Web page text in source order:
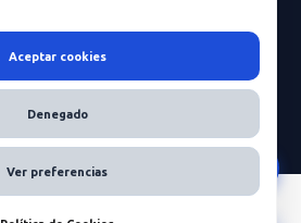
Aceptar cookies
Denegado
Ver preferencias